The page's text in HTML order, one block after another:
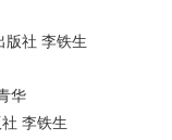
版社 李铁生
华
李铁生